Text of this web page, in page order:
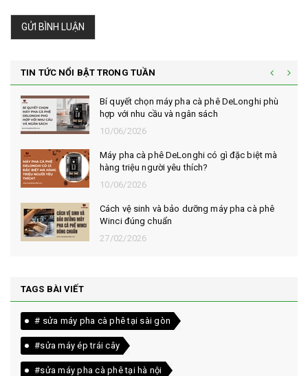
GỬI BÌNH LUẬN
TIN TỨC NỔI BẬT TRONG TUẦN
Bí quyết chọn máy pha cà phê DeLonghi phù
hợp với nhu cầu và ngân sách
10/06/2026
Máy pha cà phê DeLonghi có gì đặc biệt mà
hàng triệu người yêu thích?
10/06/2026
Cách vệ sinh và bảo dưỡng máy pha cà phê
Winci đúng chuẩn
27/02/2026
TAGS BÀI VIẾT
# sửa máy pha cà phê tại sài gòn
#sửa máy ép trái cây
#sửa máy pha cà phê tại hà nội